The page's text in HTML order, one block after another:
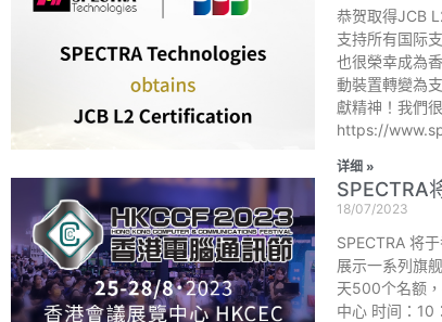
恭贺取得JCB
支持所有国际
也很榮幸成為
動裝置轉變為
獻精神！我們
https://
详细 »
SPECTRA
18/07/2023
SPECTRA 将
展示一系列旗
天500个名额
中心 时间：10